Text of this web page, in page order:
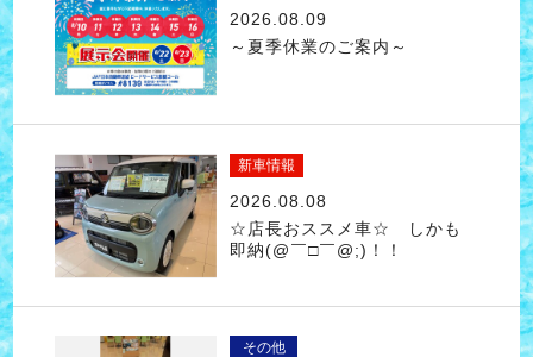
2026.08.09
～夏季休業のご案内～
新車情報
2026.08.08
☆店長おススメ車☆ しかも
即納(@￣□￣@;)！！
その他